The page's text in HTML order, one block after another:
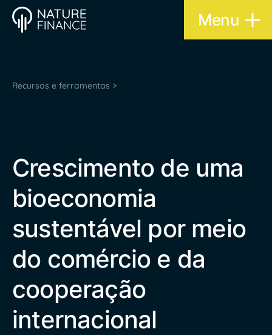
Menu
Recursos e ferramentas >
Crescimento de uma
bioeconomia
sustentável por meio
do comércio e da
cooperação
internacional